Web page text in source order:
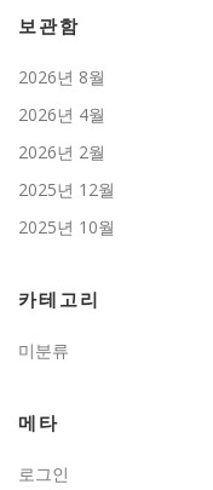
보관함
2026년 8월
2026년 4월
2026년 2월
2025년 12월
2025년 10월
카테고리
미분류
메타
로그인